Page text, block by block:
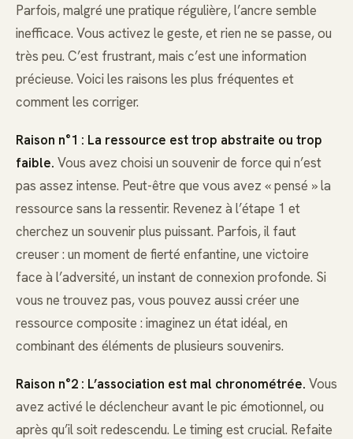
Parfois, malgré une pratique régulière, l’ancre semble
inefficace. Vous activez le geste, et rien ne se passe, ou
très peu. C’est frustrant, mais c’est une information
précieuse. Voici les raisons les plus fréquentes et
comment les corriger.
Raison n°1 : La ressource est trop abstraite ou trop
faible. Vous avez choisi un souvenir de force qui n’est
pas assez intense. Peut-être que vous avez « pensé » la
ressource sans la ressentir. Revenez à l’étape 1 et
cherchez un souvenir plus puissant. Parfois, il faut
creuser : un moment de fierté enfantine, une victoire
face à l’adversité, un instant de connexion profonde. Si
vous ne trouvez pas, vous pouvez aussi créer une
ressource composite : imaginez un état idéal, en
combinant des éléments de plusieurs souvenirs.
Raison n°2 : L’association est mal chronométrée. Vous
avez activé le déclencheur avant le pic émotionnel, ou
après qu’il soit redescendu. Le timing est crucial. Refaite